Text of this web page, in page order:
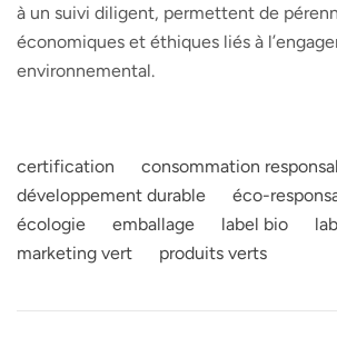
à un suivi diligent, permettent de
économiques et éthiques liés à
environnemental.
certification
consommation
développement durable
éco-
écologie
emballage label bio
marketing vert
produits verts